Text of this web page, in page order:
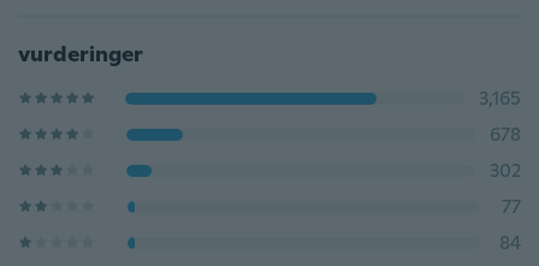
vurderinger
3,165
678
302
77
84